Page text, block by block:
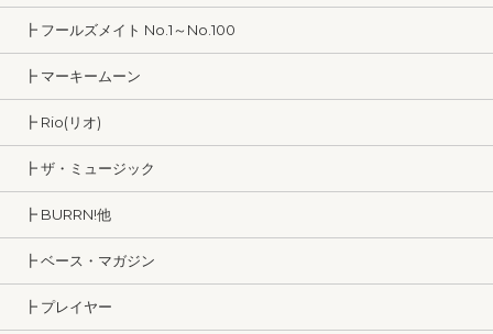
┣ フールズメイト No.1～No.100
┣ マーキームーン
┣ Rio(リオ)
┣ ザ・ミュージック
┣ BURRN!他
┣ ベース・マガジン
┣ プレイヤー